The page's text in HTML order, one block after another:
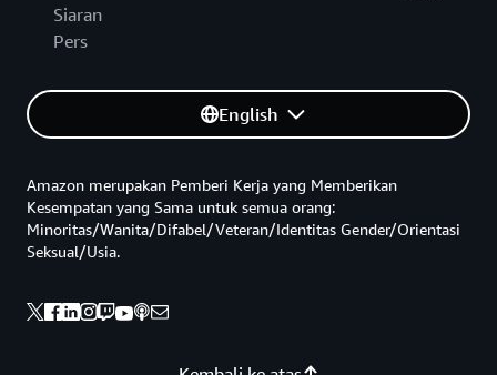
Siaran
Pers
English
Amazon merupakan Pemberi Kerja yang Memberikan
Kesempatan yang Sama untuk semua orang:
Minoritas/Wanita/Difabel/Veteran/Identitas Gender/Orientasi
Seksual/Usia.